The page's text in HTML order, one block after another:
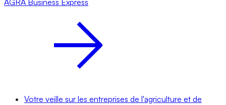
AGRA Business Express
Votre veille sur les entreprises de l'agriculture et de